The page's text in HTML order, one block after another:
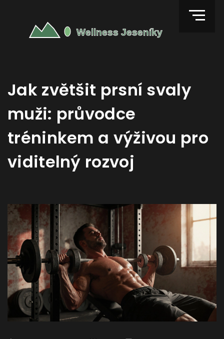
Jak zvětšit prsní svaly
muži: průvodce
tréninkem a výživou pro
viditelný rozvoj